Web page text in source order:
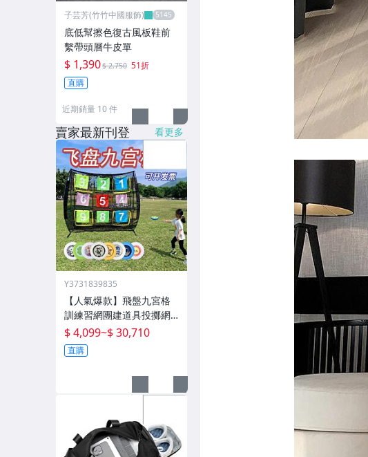
子芸芳(竹竹中國服飾)
底低幫擦色復古風板鞋前
繫帶頭層牛皮單
$ 1,390$ 2,750 51折
直購
近期銷量 10 件
賣家最新刊登 看更多
Y3731839835
【人氣爆款】飛盤九宮格
訓練習網團建道具投擲網
兜飛盤架戶外運動拓展遊
戲
$ 4,099~$ 30,710
直購